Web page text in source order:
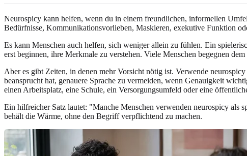
Neurospicy kann helfen, wenn du in einem freundlichen, informellen
Bedürfnisse, Kommunikationsvorlieben, Maskieren, exekutive Funktion
Es kann Menschen auch helfen, sich weniger allein zu fühlen. Ein
erst beginnen, ihre Merkmale zu verstehen. Viele Menschen begegnen
Aber es gibt Zeiten, in denen mehr Vorsicht nötig ist. Verwende
beansprucht hat, genauere Sprache zu vermeiden, wenn Genauigkeit
einen Arbeitsplatz, eine Schule, ein Versorgungsumfeld oder eine
Ein hilfreicher Satz lautet: "Manche Menschen verwenden neurospicy als
behält die Wärme, ohne den Begriff verpflichtend zu machen.